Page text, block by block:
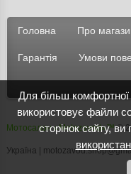
Головна
Про
Гарантія Умови
Мотосалон «Motozavod»™©
Україна |
Для більш
використовує файли
сторінок сайту,